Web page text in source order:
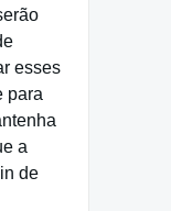
esses
para
a
de